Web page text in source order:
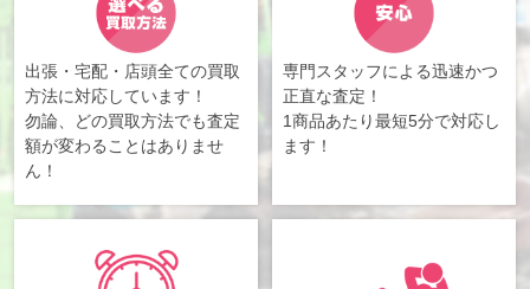
出張・宅配・店頭全ての買取
方法に対応しています！
勿論、どの買取方法でも査定
額が変わることはありませ
ん！
専門スタッフによる迅速かつ
正直な査定！
1商品あたり最短5分で対応し
ます！